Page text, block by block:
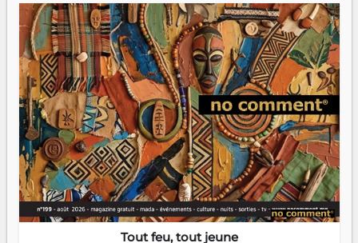
Tout feu, tout jeune